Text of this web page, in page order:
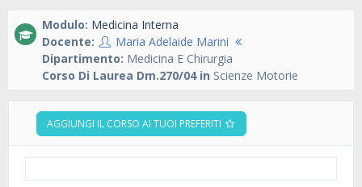
Modulo: Medicina Interna
Docente:
Maria Adelaide Marini
Dipartimento: Medicina E Chirurgia
Corso Di Laurea Dm.270/04 in Scienze Motorie
AGGIUNGI IL CORSO AI TUOI PREFERITI